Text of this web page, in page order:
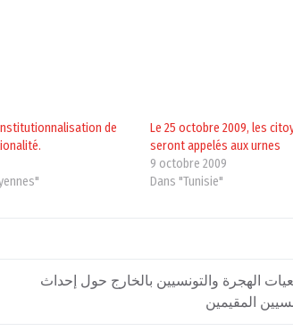
de
Le 25 octobre 2009, les
seront appelés aux urnes
9 octobre 2009
Dans "Tunisie"
الهجرة والتونسيين بالخارج حول إحداث
المقيمين